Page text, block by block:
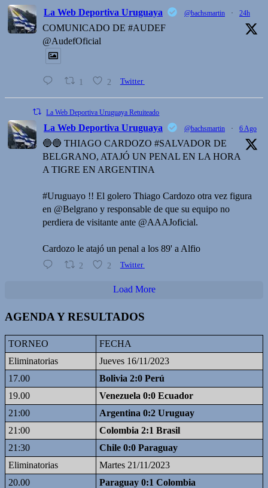
La Web Deportiva Uruguaya @bachsmartin · 24h
COMUNICADO DE #AUDEF
@AudefOficial
1 2 Twitter
La Web Deportiva Uruguaya Retuiteado
La Web Deportiva Uruguaya @bachsmartin · 6 Ago
🔵🔵 THIAGO CARDOZO #SALVADOR DE
BELGRANO, ATAJÓ UN PENAL EN LA HORA
A TIGRE EN ARGENTINA
#Uruguayo !! El golero Thiago Cardozo otra vez figura
en @Belgrano y responsable de que su equipo no
perdiera de visitante ante @AAAJoficial.
Cardozo le atajó un penal a los 89' a Alfio
2 2 Twitter
Load More
AGENDA Y RESULTADOS
TORNEO
FECHA
Eliminatorias
Jueves 16/11/2023
17.00
Bolivia 2:0 Perú
19.00
Venezuela 0:0 Ecuador
21:00
Argentina 0:2 Uruguay
21:00
Colombia 2:1 Brasil
21:30
Chile 0:0 Paraguay
Eliminatorias
Martes 21/11/2023
20.00
Paraguay 0:1 Colombia